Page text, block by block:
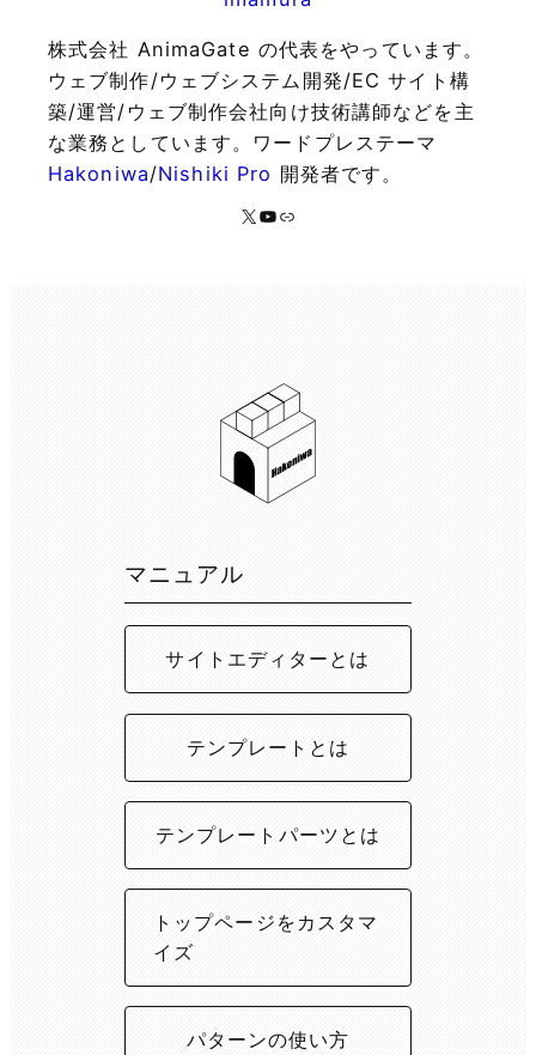
株式会社 AnimaGate の代表をやっています。
ウェブ制作/ウェブシステム開発/EC サイト構
築/運営/ウェブ制作会社向け技術講師などを主
な業務としています。ワードプレステーマ
Hakoniwa/Nishiki Pro 開発者です。
X YouTube
リンク
マニュアル
サイトエディターとは
テンプレートとは
テンプレートパーツとは
トップページをカスタマ
イズ
パターンの使い方